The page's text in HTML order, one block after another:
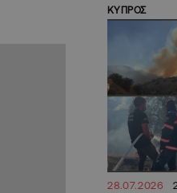
ΚΥΠΡΟΣ
28.07.2026